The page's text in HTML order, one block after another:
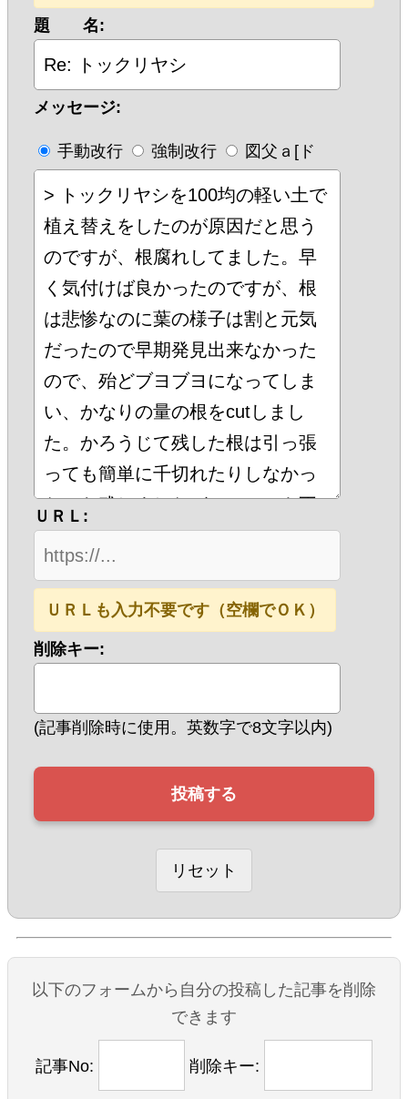
題 名:
メッセージ:
手動改行 強制改行 図父ａ[ド
ＵＲＬ:
ＵＲＬも入力不要です（空欄でＯＫ）
削除キー:
(記事削除時に使用。英数字で8文字以内)
以下のフォームから自分の投稿した記事を削除
できます
記事No: 削除キー: